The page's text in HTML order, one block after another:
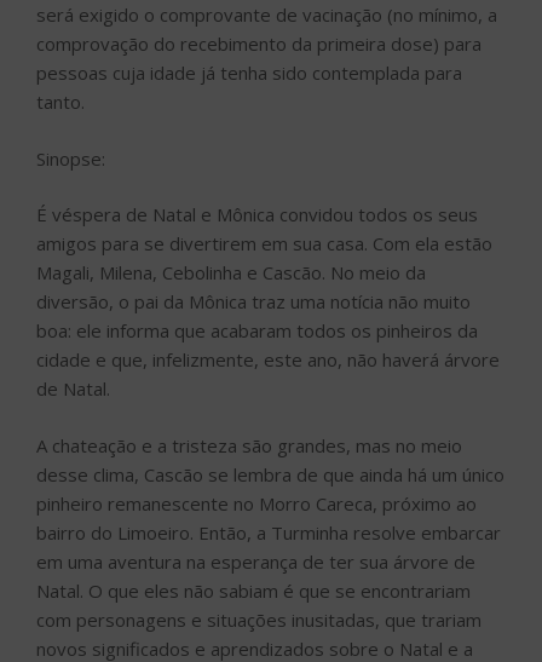
será exigido o comprovante de vacinação (no mínimo, a
comprovação do recebimento da primeira dose) para
pessoas cuja idade já tenha sido contemplada para
tanto.
Sinopse:
É véspera de Natal e Mônica convidou todos os seus
amigos para se divertirem em sua casa. Com ela estão
Magali, Milena, Cebolinha e Cascão. No meio da
diversão, o pai da Mônica traz uma notícia não muito
boa: ele informa que acabaram todos os pinheiros da
cidade e que, infelizmente, este ano, não haverá árvore
de Natal.
A chateação e a tristeza são grandes, mas no meio
desse clima, Cascão se lembra de que ainda há um único
pinheiro remanescente no Morro Careca, próximo ao
bairro do Limoeiro. Então, a Turminha resolve embarcar
em uma aventura na esperança de ter sua árvore de
Natal. O que eles não sabiam é que se encontrariam
com personagens e situações inusitadas, que trariam
novos significados e aprendizados sobre o Natal e a